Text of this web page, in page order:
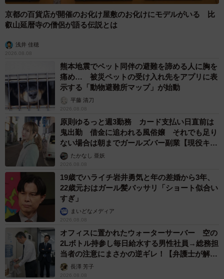
京都の百貨店が開催のお化け屋敷のお化けにモデルがいる 比
叡山延暦寺の僧侶が語る伝説とは
浅井 佳穂
2026.08.08
熊本地震でペット同伴の避難を諦める人に胸を
痛め… 被災ペットの受け入れ先をアプリに表
示する「動物避難所マップ」が始動
平藤 清刀
2026.08.08
原則ゆるっと週3勤務 カード支払い日直前は
鬼出勤 借金に追われる風俗嬢 それでも足り
ない場合は朝までガールズバー副業【現役キャ
ストに取材】
たかなし 亜妖
2026.08.08
19歳でハライチ岩井勇気と年の差婚から3年、
22歳元おはガール髪バッサリ「ショート似合い
すぎ」
まいどなメディア
2026.08.08
オフィスに置かれたウォーターサーバー 空の
2Lボトル持参し毎日給水する男性社員→総務担
当者の注意にまさかの逆ギレ！【弁護士が解
説】長澤 芳子
2026.08.08